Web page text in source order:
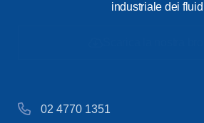
industriale dei
02 4770 1351